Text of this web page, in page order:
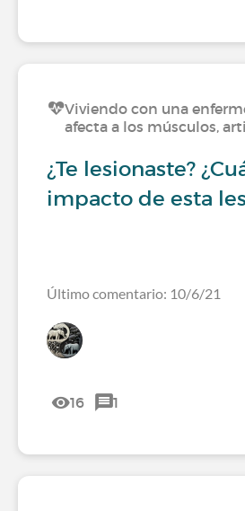
Viviendo con una
afecta a los músculos,
¿Te lesionaste?
impacto de esta
Último comentario: 10/6/21
16 1